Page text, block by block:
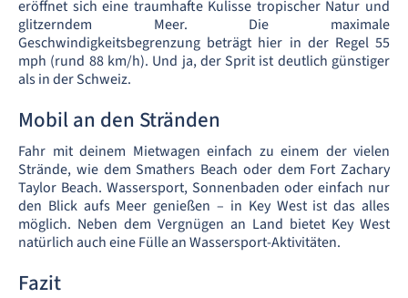
eröffnet sich eine traumhafte Kulisse tropischer Natur und
glitzerndem Meer. Die maximale
Geschwindigkeitsbegrenzung beträgt hier in der Regel 55
mph (rund 88 km/h). Und ja, der Sprit ist deutlich günstiger
als in der Schweiz.
Mobil an den Stränden
Fahr mit deinem Mietwagen einfach zu einem der vielen
Strände, wie dem Smathers Beach oder dem Fort Zachary
Taylor Beach. Wassersport, Sonnenbaden oder einfach nur
den Blick aufs Meer genießen – in Key West ist das alles
möglich. Neben dem Vergnügen an Land bietet Key West
natürlich auch eine Fülle an Wassersport-Aktivitäten.
Fazit